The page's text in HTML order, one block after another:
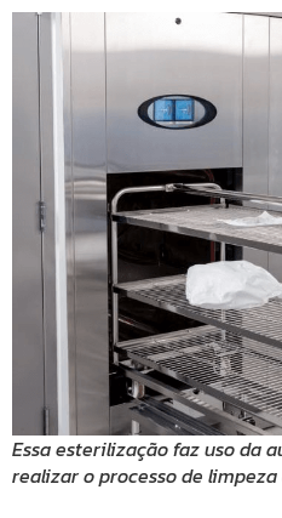
Essa esterilização faz uso da
realizar o processo de